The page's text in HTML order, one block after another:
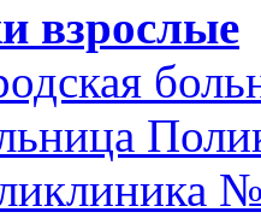
взрослые